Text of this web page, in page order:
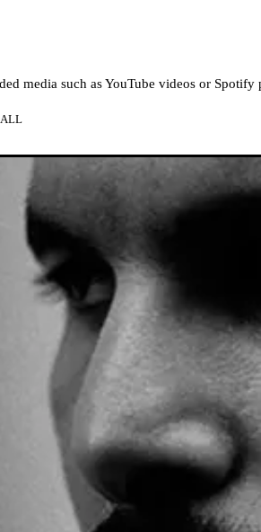
media such as YouTube videos or